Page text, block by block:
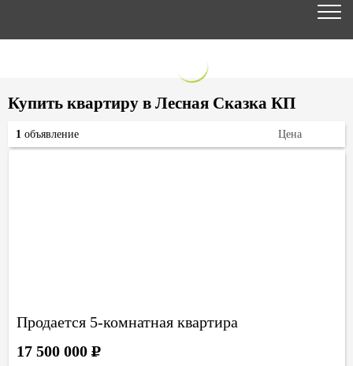
Купить квартиру в Лесная Сказка КП
Продается 5-комнатная квартира
17 500 000Р
1 объявление Цена